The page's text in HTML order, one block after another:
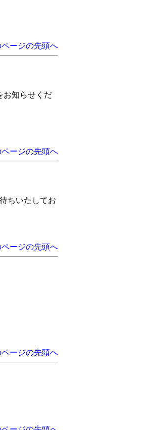
ページの先頭へ
お知らせくだ
ページの先頭へ
ちいたしてお
ページの先頭へ
ページの先頭へ